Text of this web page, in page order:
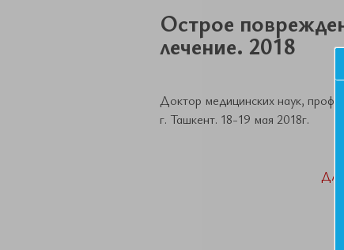
Острое
лечение. 2018
Доктор медицинских наук,
г. Ташкент. 18-19 мая 2018г.